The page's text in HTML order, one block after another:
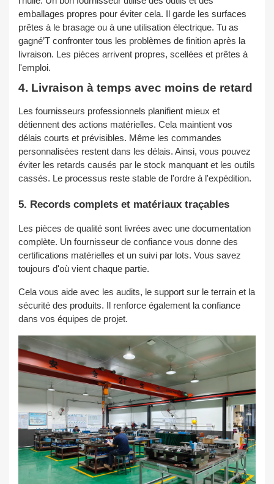
emballages propres pour éviter cela. Il garde les surfaces
prêtes à le brasage ou à une utilisation électrique. Tu as
gagné’T confronter tous les problèmes de finition après la
livraison. Les pièces arrivent propres, scellées et prêtes à
l'emploi.
4. Livraison à temps avec moins de retard
Les fournisseurs professionnels planifient mieux et
détiennent des actions matérielles. Cela maintient vos
délais courts et prévisibles. Même les commandes
personnalisées restent dans les délais. Ainsi, vous pouvez
éviter les retards causés par le stock manquant et les outils
cassés. Le processus reste stable de l'ordre à l'expédition.
5. Records complets et matériaux traçables
Les pièces de qualité sont livrées avec une documentation
complète. Un fournisseur de confiance vous donne des
certifications matérielles et un suivi par lots. Vous savez
toujours d'où vient chaque partie.
Cela vous aide avec les audits, le support sur le terrain et la
sécurité des produits. Il renforce également la confiance
dans vos équipes de projet.